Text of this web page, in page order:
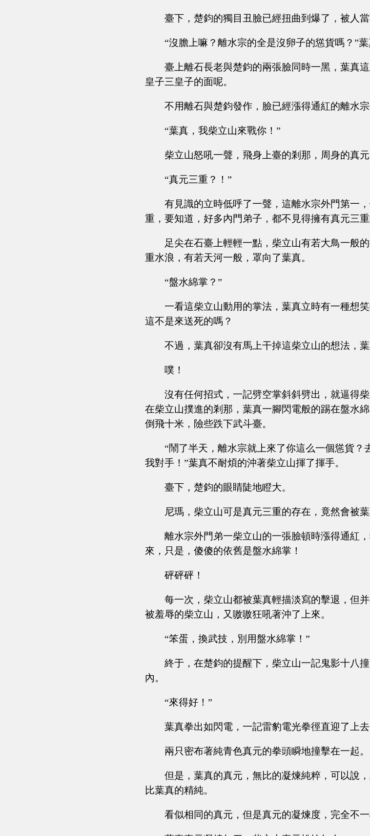
臺下，楚鈞的獨目丑臉已經扭曲到爆了，被人
“沒膽上嘛？離水宗的全是沒卵子的慫貨嗎？”
臺上離石長老與楚鈞的兩張臉同時一黑，葉真
皇子三皇子的面呢。
不用離石與楚鈞發作，臉已經漲得通紅的離水
“葉真，我柴立山來戰你！”
柴立山怒吼一聲，飛身上臺的剎那，周身的真
“真元三重？！”
有見識的立時低呼了一聲，這離水宗外門第一
重，要知道，好多內門弟子，都不見得擁有真元三重
足尖在石臺上輕輕一點，柴立山有若大鳥一般
重水浪，有若天河一般，罩向了葉真。
“盤水綿掌？”
一看這柴立山動用的掌法，葉真立時有一種想
這不是來送死的嗎？
不過，葉真卻沒有馬上干掉這柴立山的想法，
噗！
沒有任何招式，一記劈空掌斜斜劈出，就逼得
在柴立山撲進的剎那，葉真一腳閃電般的踢在盤水
倒飛十米，險些跌下武斗臺。
“鬧了半天，離水宗就上來了你這么一個慫貨？
我對手！”葉真不耐煩的沖著柴立山揮了揮手。
臺下，楚鈞的眼睛陡地瞪大。
尼瑪，柴立山可是真元三重的存在，竟然會被
離水宗外門弟一柴立山的一張臉頓時漲得通紅
來，只是，傻傻的依舊是盤水綿掌！
砰砰砰！
每一次，柴立山都被葉真輕描淡寫的擊退，但
被羞辱的柴立山，又嗷嗷狂吼著沖了上來。
“笨蛋，換武技，別用盤水綿掌！”
終于，在楚鈞的提醒下，柴立山一記鬼影十八
內。
“來得好！”
葉真拳出如閃電，一記雷豹電光拳徑直迎了上去
兩只密布著純青色真元的拳頭瞬地撞擊在一起。
但是，葉真的真元，無比的凝煉純粹，可以說
比葉真的精純。
看似相同的真元，但是真元的凝煉度，完全不一